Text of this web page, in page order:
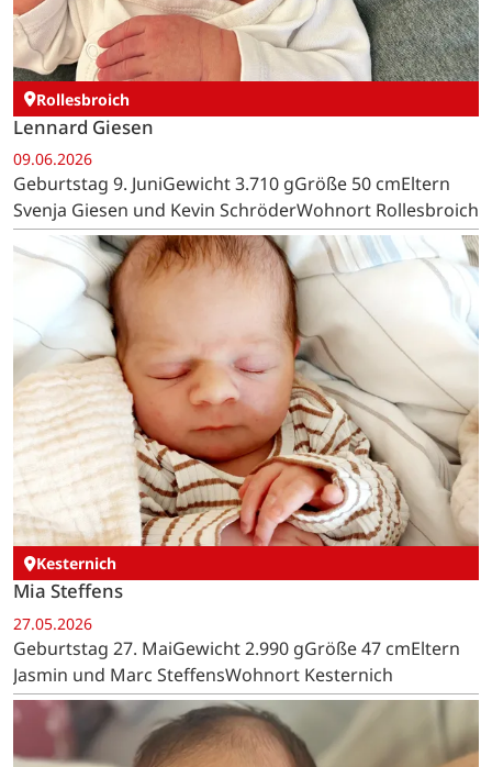
Rollesbroich
Lennard Giesen
09.06.2026
Geburtstag 9. JuniGewicht 3.710 gGröße 50 cmEltern
Svenja Giesen und Kevin SchröderWohnort Rollesbroich
Kesternich
Mia Steffens
27.05.2026
Geburtstag 27. MaiGewicht 2.990 gGröße 47 cmEltern
Jasmin und Marc SteffensWohnort Kesternich